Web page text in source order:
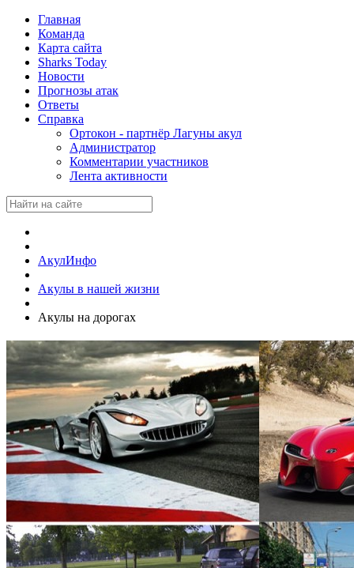
Главная
Команда
Карта сайта
Sharks Today
Новости
Прогнозы атак
Ответы
Справка
Ортокон - партнёр Лагуны акул
Администратор
Комментарии участников
Лента активности
АкулИнфо
Акулы в нашей жизни
Акулы на дорогах